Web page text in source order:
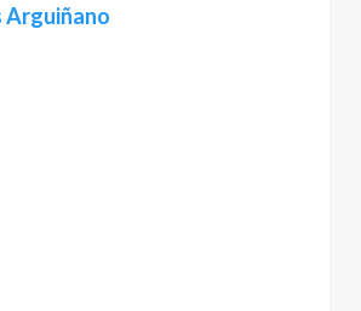
Arguiñano